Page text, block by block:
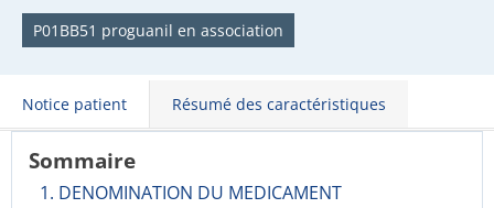
P01BB51 proguanil en association
Notice patient Résumé des caractéristiques
Sommaire
1. DENOMINATION DU MEDICAMENT